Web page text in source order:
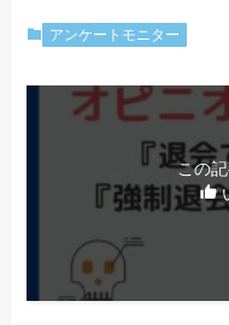
アンケートモニター
この